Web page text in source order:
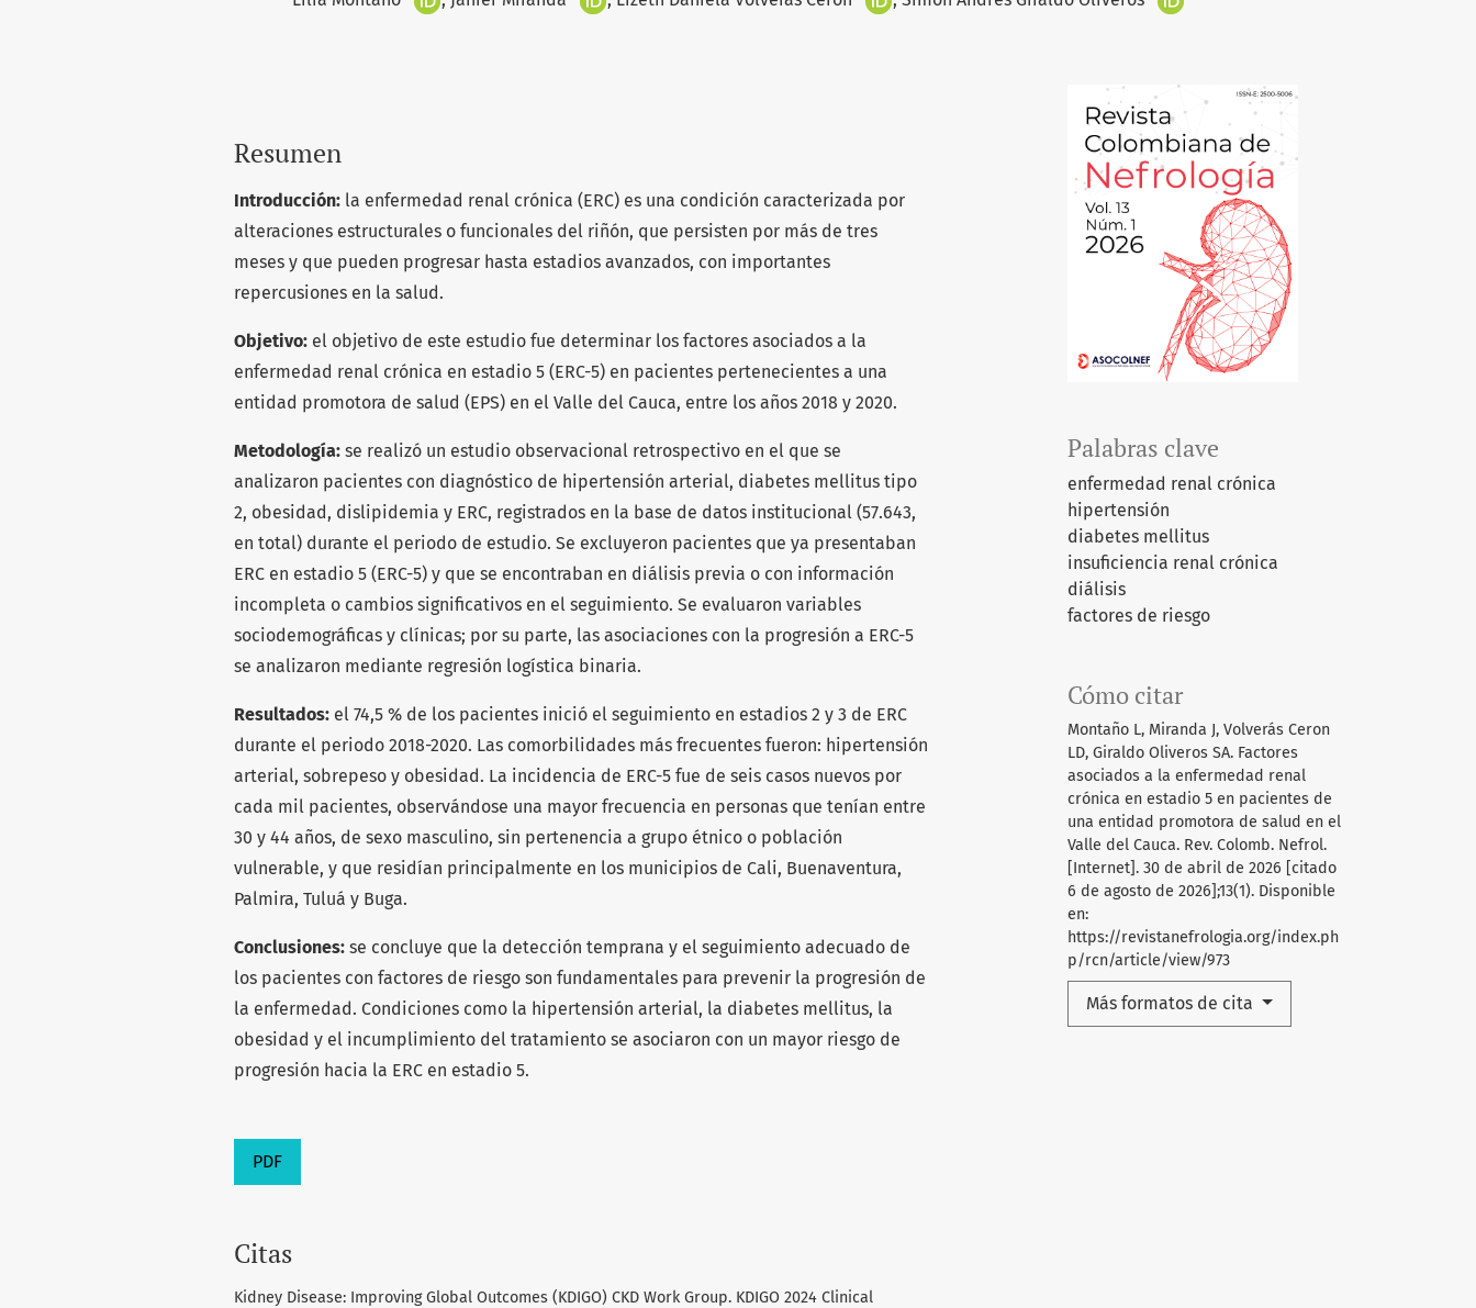
Palabras clave
enfermedad renal crónica
hipertensión
diabetes mellitus
insuficiencia renal crónica
diálisis
factores de riesgo
Cómo citar
Montaño L, Miranda J, Volverás Ceron
LD, Giraldo Oliveros SA. Factores
asociados a la enfermedad renal
crónica en estadio 5 en pacientes de
una entidad promotora de salud en el
Valle del Cauca. Rev. Colomb. Nefrol.
[Internet]. 30 de abril de 2026 [citado
6 de agosto de 2026];13(1). Disponible
en:
https://revistanefrologia.org/index.ph
p/rcn/article/view/973
Más formatos de cita
Resumen
Introducción: la enfermedad renal crónica (ERC) es una condición caracterizada por
alteraciones estructurales o funcionales del riñón, que persisten por más de tres
meses y que pueden progresar hasta estadios avanzados, con importantes
repercusiones en la salud.
Objetivo: el objetivo de este estudio fue determinar los factores asociados a la
enfermedad renal crónica en estadio 5 (ERC-5) en pacientes pertenecientes a una
entidad promotora de salud (EPS) en el Valle del Cauca, entre los años 2018 y 2020.
Metodología: se realizó un estudio observacional retrospectivo en el que se
analizaron pacientes con diagnóstico de hipertensión arterial, diabetes mellitus tipo
2, obesidad, dislipidemia y ERC, registrados en la base de datos institucional (57.643,
en total) durante el periodo de estudio. Se excluyeron pacientes que ya presentaban
ERC en estadio 5 (ERC-5) y que se encontraban en diálisis previa o con información
incompleta o cambios significativos en el seguimiento. Se evaluaron variables
sociodemográficas y clínicas; por su parte, las asociaciones con la progresión a ERC-5
se analizaron mediante regresión logística binaria.
Resultados: el 74,5 % de los pacientes inició el seguimiento en estadios 2 y 3 de ERC
durante el periodo 2018-2020. Las comorbilidades más frecuentes fueron: hipertensión
arterial, sobrepeso y obesidad. La incidencia de ERC-5 fue de seis casos nuevos por
cada mil pacientes, observándose una mayor frecuencia en personas que tenían entre
30 y 44 años, de sexo masculino, sin pertenencia a grupo étnico o población
vulnerable, y que residían principalmente en los municipios de Cali, Buenaventura,
Palmira, Tuluá y Buga.
Conclusiones: se concluye que la detección temprana y el seguimiento adecuado de
los pacientes con factores de riesgo son fundamentales para prevenir la progresión de
la enfermedad. Condiciones como la hipertensión arterial, la diabetes mellitus, la
obesidad y el incumplimiento del tratamiento se asociaron con un mayor riesgo de
progresión hacia la ERC en estadio 5.
PDF
Citas
Kidney Disease: Improving Global Outcomes (KDIGO) CKD Work Group. KDIGO 2024 Clinical